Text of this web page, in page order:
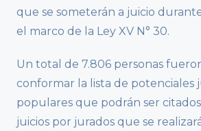
que se someterán a juicio
el marco de la Ley XV N° 30.
Un total de 7.806 personas
conformar la lista de potenciales
populares que podrán ser
juicios por jurados que se